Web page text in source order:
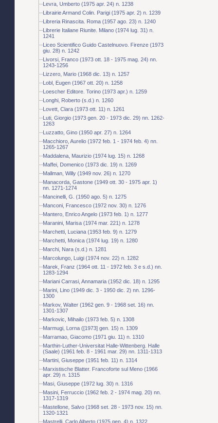
Levra, Umberto (1975 apr. 24) n. 1238
Librairie Armand Colin. Parigi (1975 apr. 2) n. 1239
Libreria Rinascita. Roma (1957 ago. 23) n. 1240
Librerie Italiane Riunite. Milano (1974 lug. 31) n.
1241
Liceo Scientifico Guido Castelnuovo. Firenze (1973
giu. 28) n. 1242
Livorsi, Franco (1973 ott. 18 - 1975 mag. 24) nn.
1243-1256
Lizzero, Mario (1968 dic. 13) n. 1257
Lobl, Eugen (1967 ott. 20) n. 1258
Loescher Editore. Torino (1973 apr.) n. 1259
Longhi, Roberto (s.d.) n. 1260
Lovett, Clara (1973 ott. 11) n. 1261
Luti, Giorgio (1973 gen. 20 - 1973 dic. 29) nn. 1262-
1263
Luzzatto, Gino (1950 apr. 27) n. 1264
Macchioro, Aurelio (1972 feb. 1 - 1974 feb. 4) nn.
1265-1267
Maddalena, Maurizio (1974 lug. 15) n. 1268
Maffei, Domenico (1973 dic. 19) n. 1269
Mallman, Willy (1949 nov. 26) n. 1270
Manacorda, Gastone (1949 ott. 30 - 1975 apr. 1)
nn. 1271-1274
Mancinelli, G. (1950 ago. 5) n. 1275
Manconi, Francesco (1972 nov. 30) n. 1276
Mantero, Enrico Angelo (1973 feb. 1) n. 1277
Maranini, Marisa (1974 mar. 221) n. 1278
Marchetti, Luciana (1953 feb. 9) n. 1279
Marchetti, Monica (1974 lug. 19) n. 1280
Marchi, Nara (s.d.) n. 1281
Marcolungo, Luigi (1974 nov. 22) n. 1282
Marek, Franz (1964 ott. 11 - 1972 feb. 3 e s.d.) nn.
1283-1294
Mariani Carrasi, Annamaria (1952 dic. 18) n. 1295
Marini, Lino (1949 dic. 3 - 1950 dic. 2) nn. 1296-
1300
Markov, Walter (1962 gen. 9 - 1968 set. 16) nn.
1301-1307
Markovic, Mihailo (1973 feb. 5) n. 1308
Marmugi, Lorna ([1973] gen. 15) n. 1309
Marramao, Giacomo (1971 giu. 11) n. 1310
Marthin-Luther-Universitat Halle-Wittenberg. Halle
(Saale) (1961 feb. 8 - 1961 mar. 29) nn. 1311-1313
Martini, Giuseppe (1951 feb. 11) n. 1314
Marxistische Blatter. Francoforte sul Meno (1966
apr. 29) n. 1315
Masi, Giuseppe (1972 lug. 30) n. 1316
Masini, Ferruccio (1962 feb. 2 - 1974 mag. 20) nn.
1317-1319
Mastellone, Salvo (1968 set. 28 - 1973 nov. 15) nn.
1320-1321
Mastrelli, Carlo Alberto (1975 gen. 4) n. 1322